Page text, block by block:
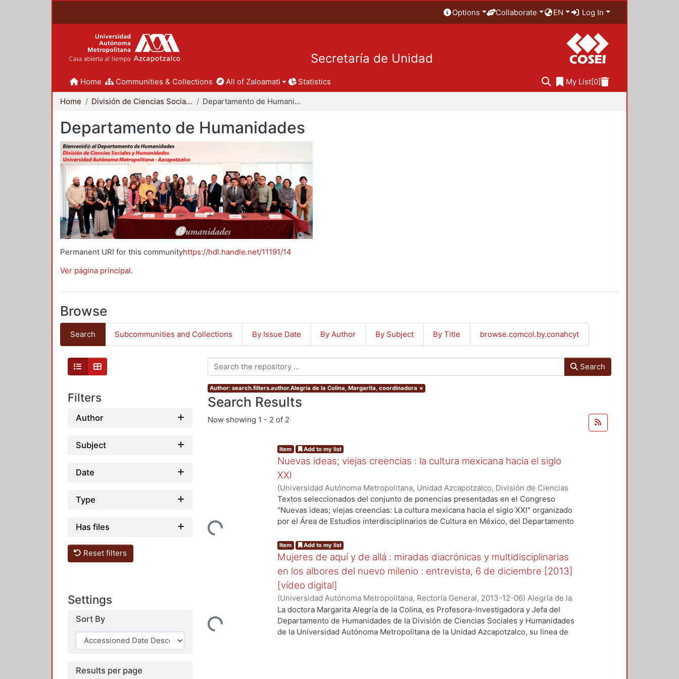
Options Collaborate EN Log In
Secretaría de Unidad
Home Communities & Collections All of Zaloamati Statistics My List[0]
Home División de Ciencias Sociales y Humanidades Departamento de Humanidades
Departamento de Humanidades
Permanent URI for this communityhttps://hdl.handle.net/11191/14
Ver página principal.
Browse
Search Subcommunities and Collections By Issue Date By Author By Subject By Title browse.comcol.by.conahcyt
Filters
Author
Subject
Date
Type
Has files
Reset filters
Settings
Sort By
Results per page
Search
Author: search.filters.author.Alegría de la Colina, Margarita, coordinadora ×
Search Results
Now showing 1 - 2 of 2
Loading...
Item Add to my list
Nuevas ideas; viejas creencias : la cultura mexicana hacia el siglo
XXI
(Universidad Autónoma Metropolitana, Unidad Azcapotzalco, División de Ciencias
Sociales y Humanidades, Departamento de Humanidades, Área de Historia y
Cultura de México,1995)Alegría de la Colina, Margarita, coordinadora; Muñiz
García, Elsa Ernestina, coordinadora;Gómez Carro, Carlos, coordinador;Sánchez
Textos seleccionados del conjunto de ponencias presentadas en el Congreso
"Nuevas ideas; viejas creencias: La cultura mexicana hacia el siglo XXI" organizado
por el Área de Estudios interdisciplinarios de Cultura en México, del Departamento
1995 en la Casa de la Primera Imprenta de América, en el Centro Histórico de la
Ciudad de México. El libro se encuentra dividido temáticamente en cuatro grandes
capítulos: Pueblo y espíritu en el imaginario nacional; las fronteras de la identidad;
representaciones e identidades: tiempo de mujeres; y México en las artes .
Loading...
Item Add to my list
Mujeres de aquí y de allá : miradas diacrónicas y multidisciplinarias
en los albores del nuevo milenio : entrevista, 6 de diciembre [2013]
[vídeo digital]
(Universidad Autónoma Metropolitana, Rectoría General, 2013-12-06) Alegría de la
Colina, Margarita, coordinadora
La doctora Margarita Alegría de la Colina, es Profesora-Investigadora y Jefa del
Departamento de Humanidades de la División de Ciencias Sociales y Humanidades
de la Universidad Autónoma Metropolitana de la Unidad Azcapotzalco, su linea de